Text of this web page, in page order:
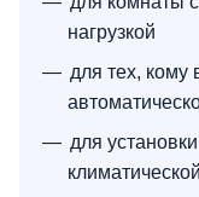
нагрузкой
для тех,
для